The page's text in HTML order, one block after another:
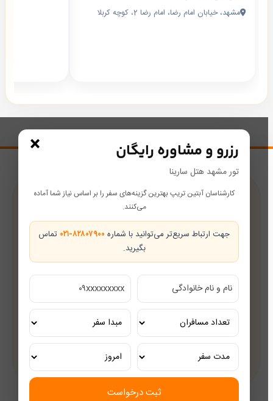
مشهد، خیابان امام رضا، امام رضا 2، کوچه کربلا
رزرو و مشاوره رایگان
تور مشهد هتل سارینا
کارشناسان آبتین تریپ بهترین گزینه‌های سفر را بر اساس نیاز شما آماده
می‌کنند.
جهت ارتباط سریع‌تر می‌توانید با شماره ۰۲۱-۸۲۸۰۷۹۰۰ تماس
بگیرید.
×
ثبت درخواست
پشتیبانی در طول سفر
همراه شما از رزرو تا بازگشت
تضمین بهترین قیمت
قیمت‌های رقابتی
مشاوره رایگان
کارشناسان مجرب گردشگری
تور ریلی اختصاصی
تجربه‌ای لوکس و به‌یادماندنی